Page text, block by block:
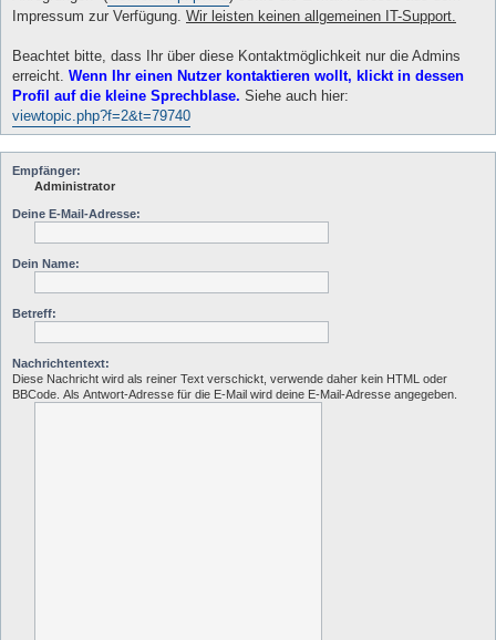
Impressum zur Verfügung. Wir leisten keinen allgemeinen IT-Support.
Beachtet bitte, dass Ihr über diese Kontaktmöglichkeit nur die Admins
erreicht. Wenn Ihr einen Nutzer kontaktieren wollt, klickt in dessen
Profil auf die kleine Sprechblase. Siehe auch hier:
viewtopic.php?f=2&t=79740
Empfänger:
Administrator
Deine E-Mail-Adresse:
Dein Name:
Betreff:
Nachrichtentext:
Diese Nachricht wird als reiner Text verschickt, verwende daher kein HTML oder
BBCode. Als Antwort-Adresse für die E-Mail wird deine E-Mail-Adresse angegeben.